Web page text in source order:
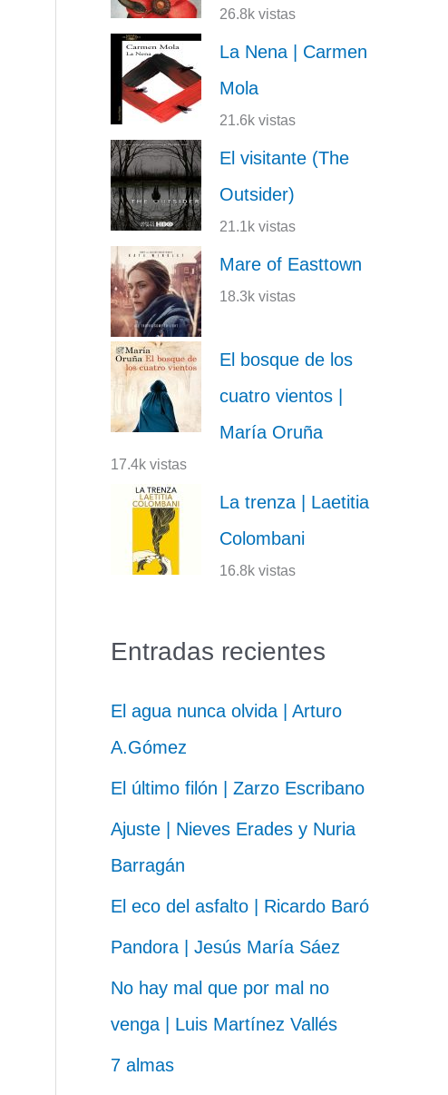
26.8k vistas
La Nena | Carmen
Mola
21.6k vistas
El visitante (The
Outsider)
21.1k vistas
Mare of Easttown
18.3k vistas
El bosque de los
cuatro vientos |
María Oruña
17.4k vistas
La trenza | Laetitia
Colombani
16.8k vistas
Entradas recientes
El agua nunca olvida | Arturo
A.Gómez
El último filón | Zarzo Escribano
Ajuste | Nieves Erades y Nuria
Barragán
El eco del asfalto | Ricardo Baró
Pandora | Jesús María Sáez
No hay mal que por mal no
venga | Luis Martínez Vallés
7 almas